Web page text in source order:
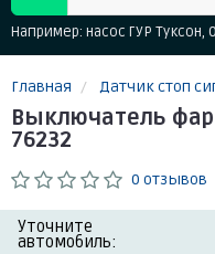
Например: насос ГУР Туксон,
Главная Датчик стоп
Выключатель фар
76232
0 отзывов
Уточните
автомобиль: